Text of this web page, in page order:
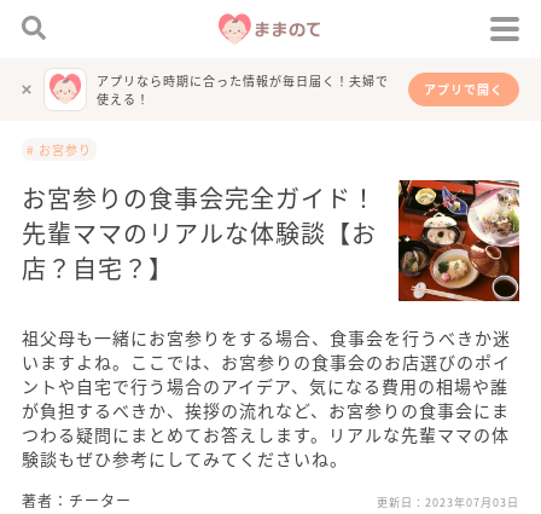
アプリなら時期に合った情報が毎日届く！夫婦で
使える！
アプリで開く
# お宮参り
お宮参りの食事会完全ガイド！
先輩ママのリアルな体験談【お
店？自宅？】
祖父母も一緒にお宮参りをする場合、食事会を行うべきか迷
いますよね。ここでは、お宮参りの食事会のお店選びのポイ
ントや自宅で行う場合のアイデア、気になる費用の相場や誰
が負担するべきか、挨拶の流れなど、お宮参りの食事会にま
つわる疑問にまとめてお答えします。リアルな先輩ママの体
験談もぜひ参考にしてみてくださいね。
著者：チーター 更新日： 2023年07月03日